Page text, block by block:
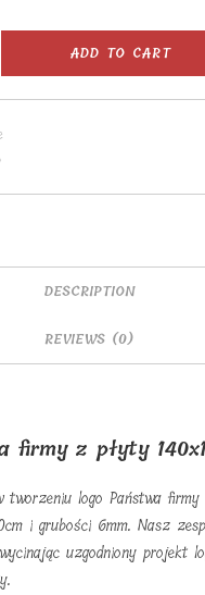
ADD TO CART
DESCRIPTION
REVIEWS (0)
firmy z płyty
tworzeniu logo Państwa
i grubości 6mm. Nasz
uzgodniony projekt